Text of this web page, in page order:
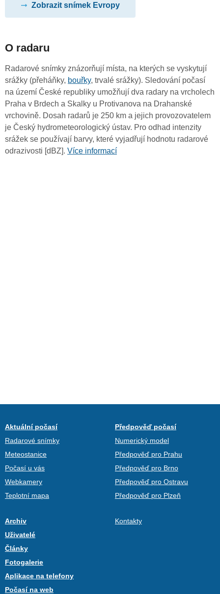
Zobrazit snímek Evropy
O radaru
Radarové snímky znázorňují místa, na kterých se vyskytují
srážky (přeháňky, bouřky, trvalé srážky). Sledování počasí
na území České republiky umožňují dva radary na vrcholech
Praha v Brdech a Skalky u Protivanova na Drahanské
vrchovině. Dosah radarů je 250 km a jejich provozovatelem
je Český hydrometeorologický ústav. Pro odhad intenzity
srážek se používají barvy, které vyjadřují hodnotu radarové
odrazivosti [dBZ]. Více informací
Aktuální počasí
Radarové snímky
Meteostanice
Počasí u vás
Webkamery
Teplotní mapa
Předpověď počasí
Numerický model
Předpověď pro Prahu
Předpověď pro Brno
Předpověď pro Ostravu
Předpověď pro Plzeň
Archiv
Uživatelé
Články
Fotogalerie
Aplikace na telefony
Počasí na web
Kontakty